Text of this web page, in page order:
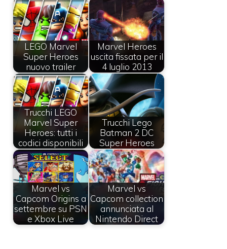
LEGO Marvel
Super Heroes
nuovo trailer
Marvel Heroes
uscita fissata per il
4 luglio 2013
Trucchi LEGO
Marvel Super
Heroes: tutti i
codici disponibili
Trucchi Lego
Batman 2 DC
Super Heroes
Marvel vs
Capcom Origins a
settembre su PSN
e Xbox Live
Marvel vs
Capcom collection
annunciata al
Nintendo Direct